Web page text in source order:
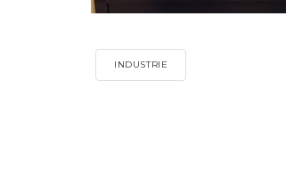
INDUSTRIE